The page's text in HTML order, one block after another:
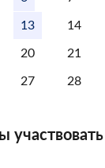
13 14
20 21
27 28